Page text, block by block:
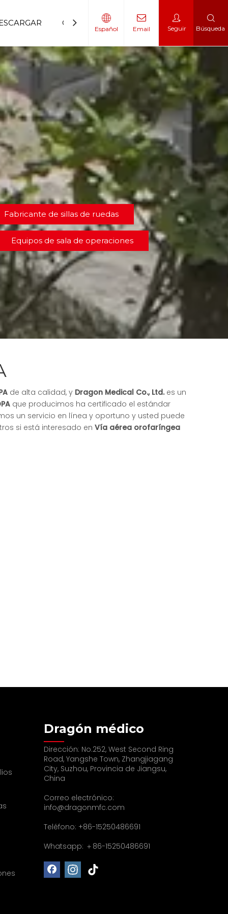
CONTÁCTENOS
Español Email Seguir Búsqueda
Fabricante de sillas de ruedas
Equipos de sala de operaciones
de alta calidad, y Dragon Medical Co., Ltd.es un
que producimos ha certificado el estándar
un servicio en línea y oportuno y usted puede
si está interesado en Vía aérea orofaríngea
Dragón médico
Dirección: No.252, West Second Ring
Road, Yangshe Town, Zhangjiagang
City, Suzhou, Provincia de Jiangsu,
China
Correo electrónico:
info@dragonmfc.com
Teléfono: +86-15250486691
Whatsapp: ＋86-15250486691